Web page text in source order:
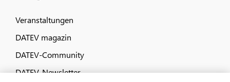
Veranstaltungen
DATEV magazin
DATEV-Community
DATEV-Newsletter